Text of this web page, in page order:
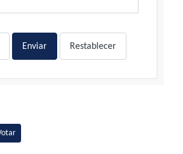
Enviar Restablecer